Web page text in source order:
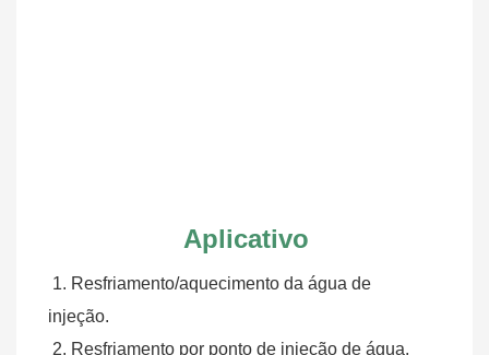
Aplicativo
1. Resfriamento/aquecimento da água de
injeção.
2. Resfriamento por ponto de injeção de água.